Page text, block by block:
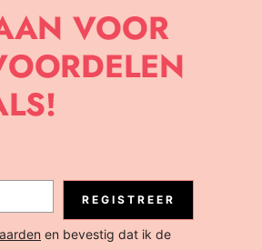
TRENDS EN KORTINGEN TE
REGISTREER
en bevestig dat ik de